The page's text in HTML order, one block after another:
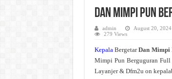
Dan Mimpi Pun
admin August 20, 2024
279 Views
KepalaBergetarDan Mimpi
Mimpi Pun Berguguran
Layanjer & Dfm2u on